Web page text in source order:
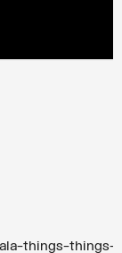
things-things-